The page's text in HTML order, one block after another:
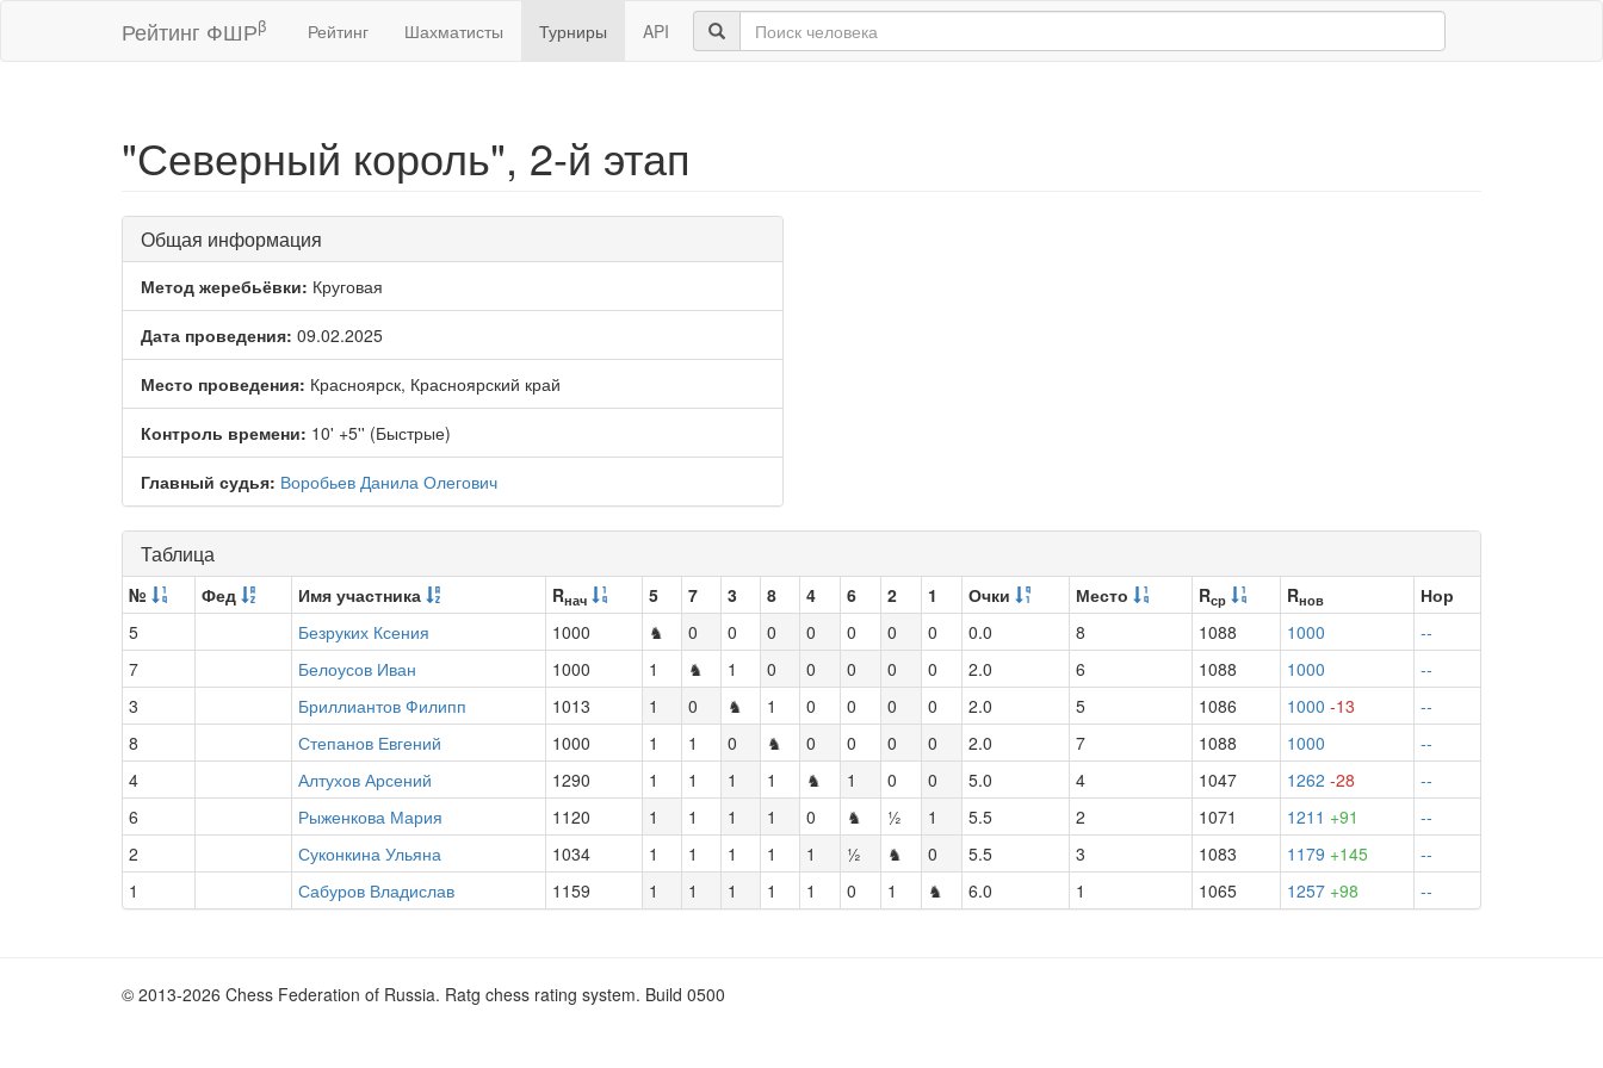
Рейтинг ФШРβ Рейтинг Шахматисты Турниры API
"Северный король", 2-й этап
Общая информация
Метод жеребьёвки: Круговая
Дата проведения: 09.02.2025
Место проведения: Красноярск, Красноярский край
Контроль времени: 10' +5'' (Быстрые)
Главный судья: Воробьев Данила Олегович
Таблица
№ Фед Имя участника Rнач 5 7 3 8 4 6 2 1 Очки Место Rср Rнов
Нор
5
Безруких Ксения 1000 ♞ 0 0 0 0 0 0 0 0.0 8 1088 1000
--
7
Белоусов Иван 1000 1 ♞ 1 0 0 0 0 0 2.0 6 1088 1000
--
3
Бриллиантов Филипп 1013 1 0 ♞ 1 0 0 0 0 2.0 5 1086 1000 -13
--
8
Степанов Евгений 1000 1 1 0 ♞ 0 0 0 0 2.0 7 1088 1000
--
4
Алтухов Арсений 1290 1 1 1 1 ♞ 1 0 0 5.0 4 1047 1262 -28
--
6
Рыженкова Мария 1120 1 1 1 1 0 ♞ ½ 1 5.5 2 1071 1211 +91
--
2
Суконкина Ульяна 1034 1 1 1 1 1 ½ ♞ 0 5.5 3 1083 1179 +145
--
1
Сабуров Владислав 1159 1 1 1 1 1 0 1 ♞ 6.0 1 1065 1257 +98 --
© 2013-2026 Chess Federation of Russia. Ratg chess rating system. Build 0500